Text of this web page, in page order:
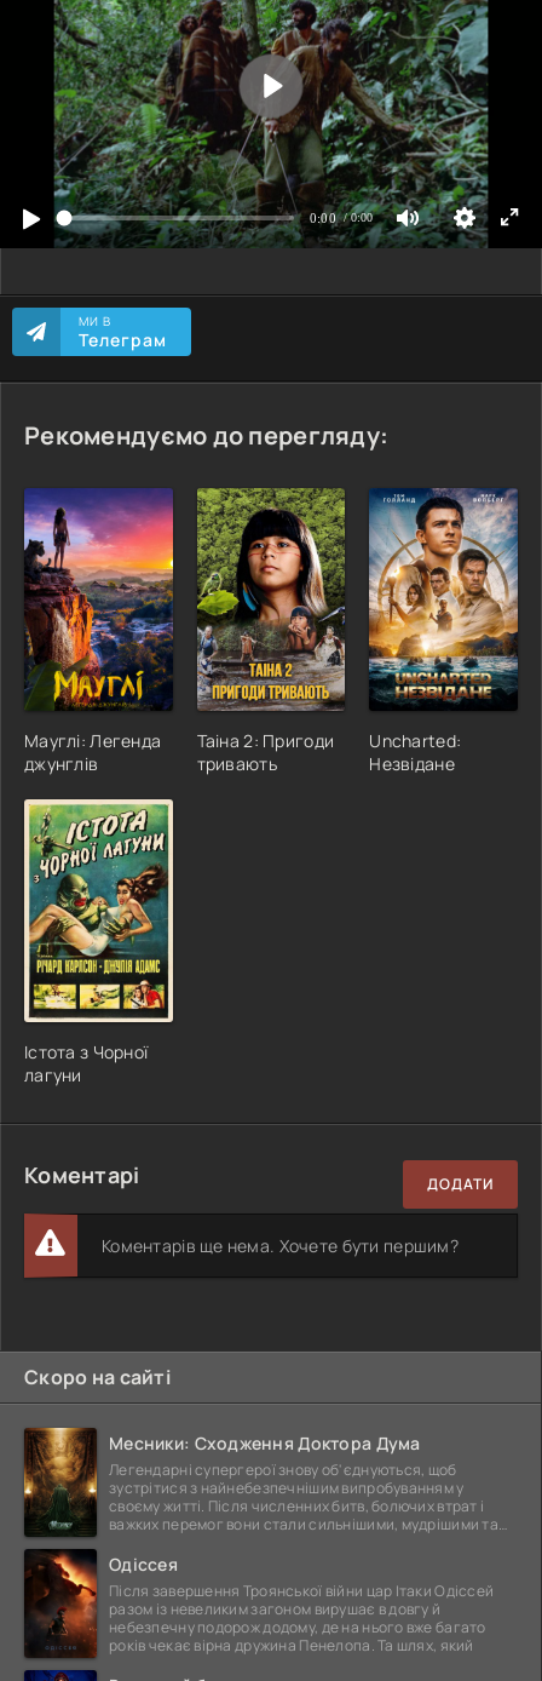
МИ В
Телеграм
Рекомендуємо до перегляду:
Мауглі: Легенда
джунглів
Таіна 2: Пригоди
тривають
Uncharted:
Незвідане
Істота з Чорної
лагуни
Коментарі ДОДАТИ
Коментарів ще нема. Хочете бути першим?
Скоро на сайті
Месники: Сходження Доктора Дума
Легендарні супергерої знову об'єднуються, щоб
зустрітися з найнебезпечнішим випробуванням у
своєму житті. Після численних битв, болючих втрат і
важких перемог вони стали сильнішими, мудрішими та
Одіссея
Після завершення Троянської війни цар Ітаки Одіссей
разом із невеликим загоном вирушає в довгу й
небезпечну подорож додому, де на нього вже багато
років чекає вірна дружина Пенелопа. Та шлях, який